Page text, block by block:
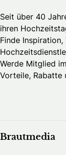
Seit über 40
ihren
Finde
Werde Mitglied
Vorteile, Rabatte
Brautmedia